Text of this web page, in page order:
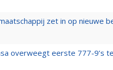
zet in op nieuwe
overweegt eerste 777-9’s